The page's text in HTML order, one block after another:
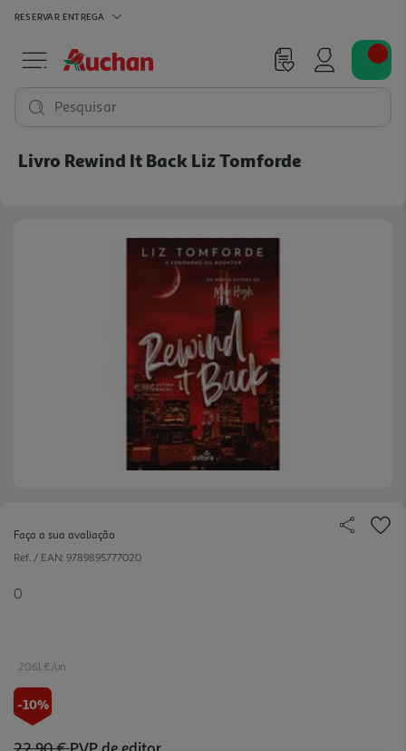
RESERVAR ENTREGA
Pesquisar
Livro Rewind It Back Liz Tomforde
Faça a sua avaliação
Ref. / EAN: 9789895777020
0
20.61 €/un
-10%